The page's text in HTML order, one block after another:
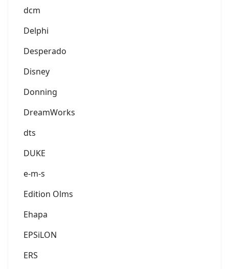
dcm
Delphi
Desperado
Disney
Donning
DreamWorks
dts
DUKE
e-m-s
Edition Olms
Ehapa
EPSiLON
ERS